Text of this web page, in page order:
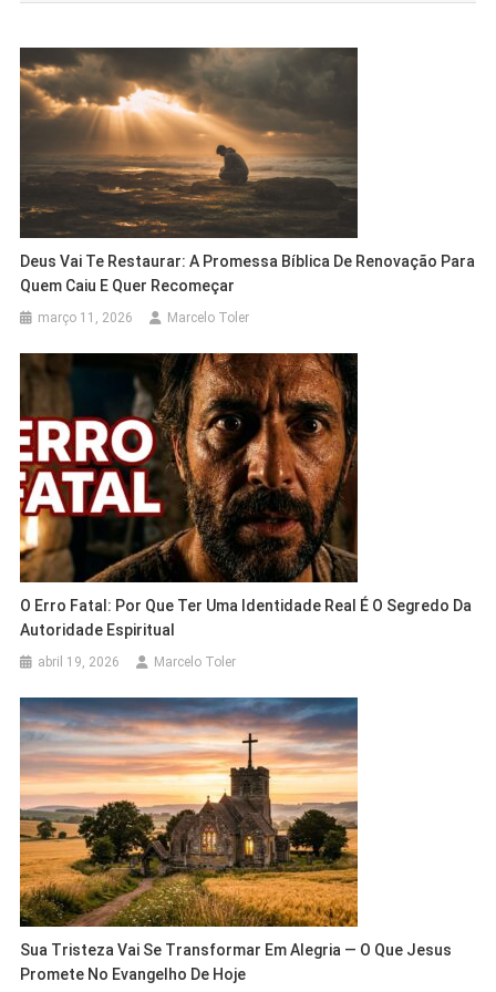
Deus Vai Te Restaurar: A Promessa Bíblica De Renovação Para
Quem Caiu E Quer Recomeçar
março 11, 2026 Marcelo Toler
O Erro Fatal: Por Que Ter Uma Identidade Real É O Segredo Da
Autoridade Espiritual
abril 19, 2026 Marcelo Toler
Sua Tristeza Vai Se Transformar Em Alegria — O Que Jesus
Promete No Evangelho De Hoje